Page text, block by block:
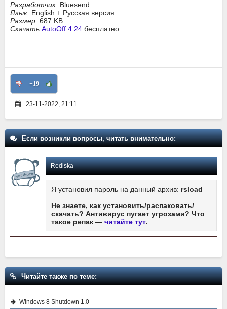
Разработчик: Bluesend
Язык: English + Русская версия
Размер: 687 KB
Скачать AutoOff 4.24 бесплатно
+19
23-11-2022, 21:11
Если возникли вопросы, читать внимательно:
Rediska
Я установил пароль на данный архив: rsload
Не знаете, как установить/распаковать/
скачать? Антивирус пугает угрозами? Что
такое репак — читайте тут.
Читайте также по теме:
Windows 8 Shutdown 1.0